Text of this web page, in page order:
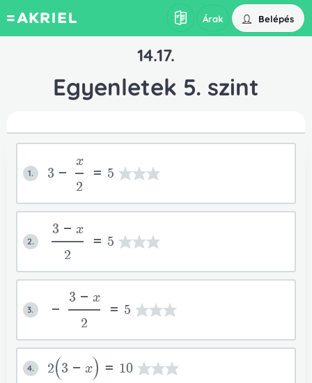
Árak Belépés
14.17.
Egyenletek 5. szint
1. 3-
x
2
=5
2.
3-x
2
=5
3. -
3-x
2
=5
4. 2 3-x =10